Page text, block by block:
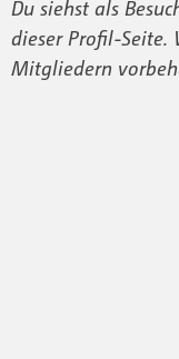
Du siehst als
dieser Profil-
Mitgliedern